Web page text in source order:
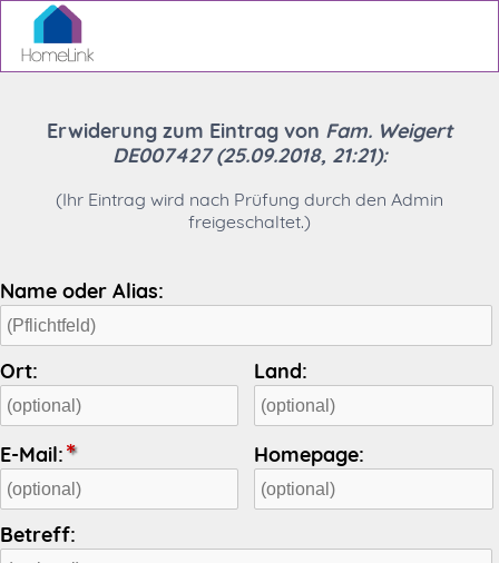
Erwiderung zum Eintrag von Fam. Weigert
DE007427(25.09.2018, 21:21):
(Ihr Eintrag wird nach Prüfung durch den Admin
freigeschaltet.)
Name oder Alias:
Ort: Land:
E-Mail: Homepage:
Betreff: